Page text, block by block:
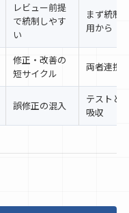
レビュー前提
で統制しやす
い
まず統制
用から
修正・改善の
短サイクル
両者連携
誤修正の混入
テストと
吸収